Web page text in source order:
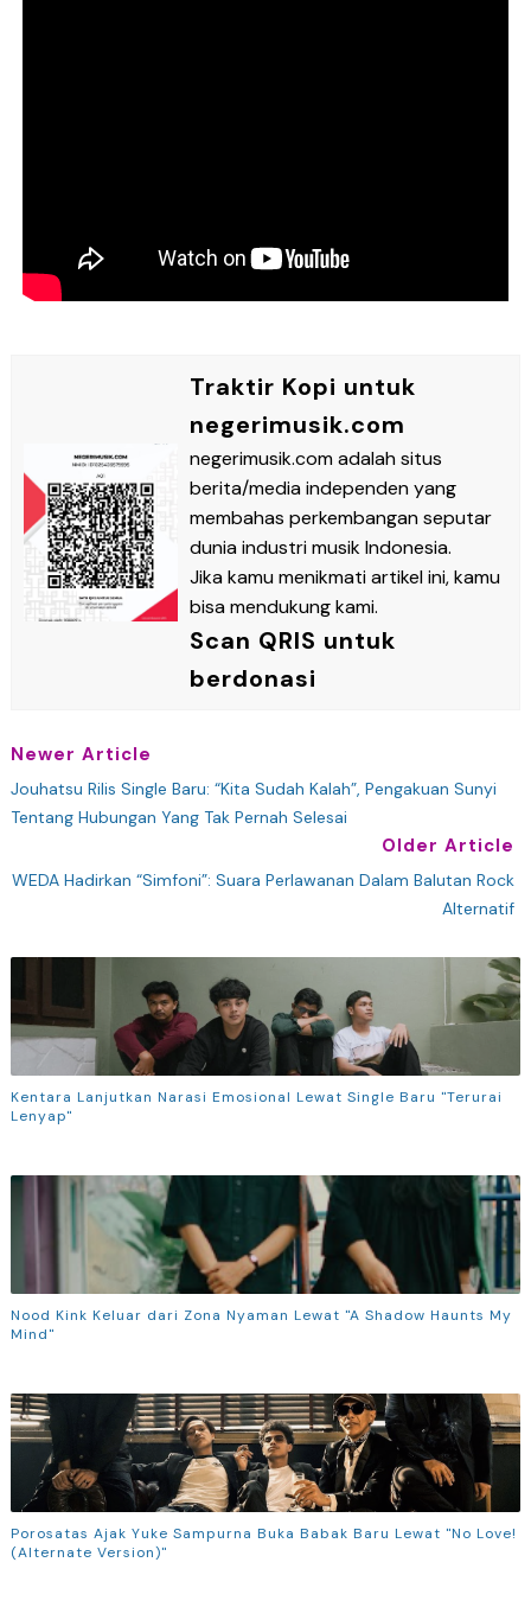
Traktir Kopi untuk
negerimusik.com
negerimusik.com adalah situs
berita/media independen yang
membahas perkembangan seputar
dunia industri musik Indonesia.
Jika kamu menikmati artikel ini, kamu
bisa mendukung kami.
Scan QRIS untuk
berdonasi
Newer Article
Jouhatsu Rilis Single Baru: “Kita Sudah Kalah”, Pengakuan Sunyi
Tentang Hubungan Yang Tak Pernah Selesai
Older Article
WEDA Hadirkan “Simfoni”: Suara Perlawanan Dalam Balutan Rock
Alternatif
Kentara Lanjutkan Narasi Emosional Lewat Single Baru "Terurai
Lenyap"
Nood Kink Keluar dari Zona Nyaman Lewat "A Shadow Haunts My
Mind"
Porosatas Ajak Yuke Sampurna Buka Babak Baru Lewat "No Love!
(Alternate Version)"